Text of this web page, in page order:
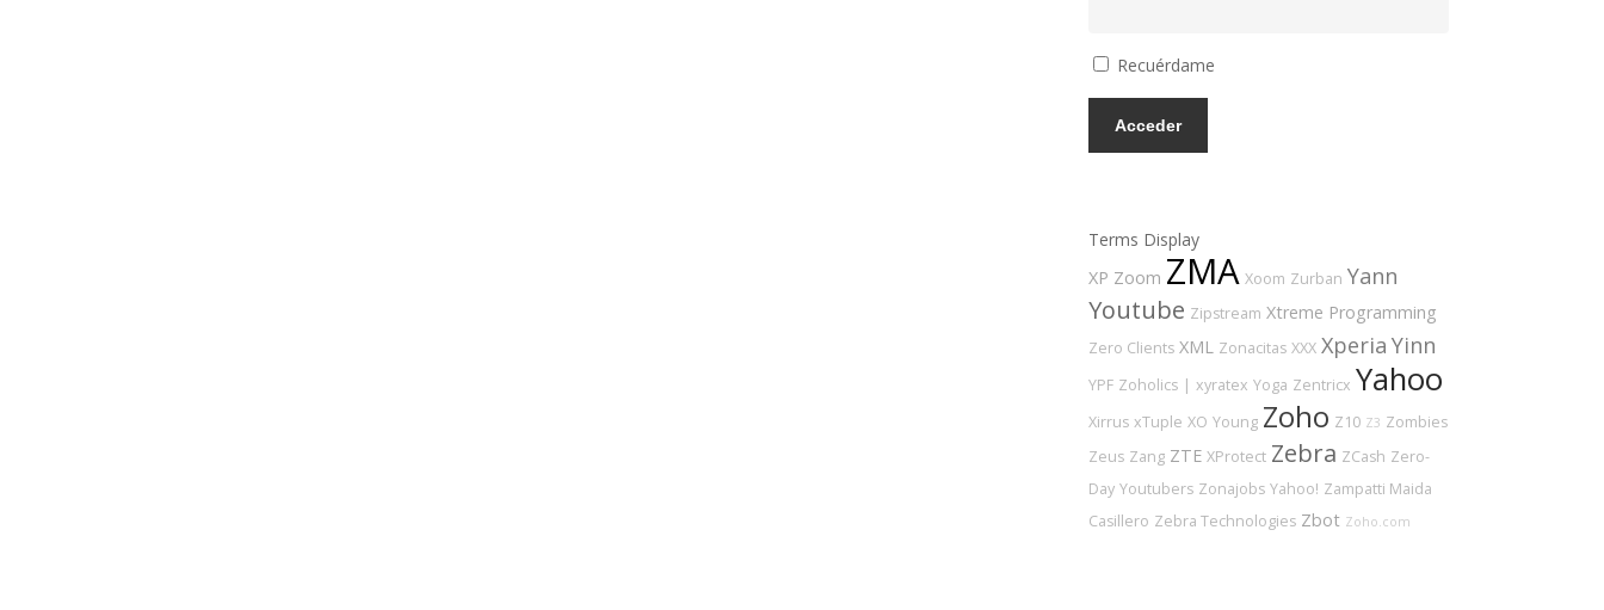
Recuérdame
Acceder
Terms Display
XP Zoom ZMA Xoom Zurban Yann
Youtube Zipstream Xtreme Programming
Zero Clients XML Zonacitas XXX Xperia Yinn
YPF Zoholics | xyratex Yoga Zentricx Yahoo
Xirrus xTuple XO Young Zoho Z10 Z3 Zombies
Zeus Zang ZTE XProtect Zebra ZCash Zero-
Day Youtubers Zonajobs Yahoo! Zampatti Maida
Casillero Zebra Technologies Zbot Zoho.com